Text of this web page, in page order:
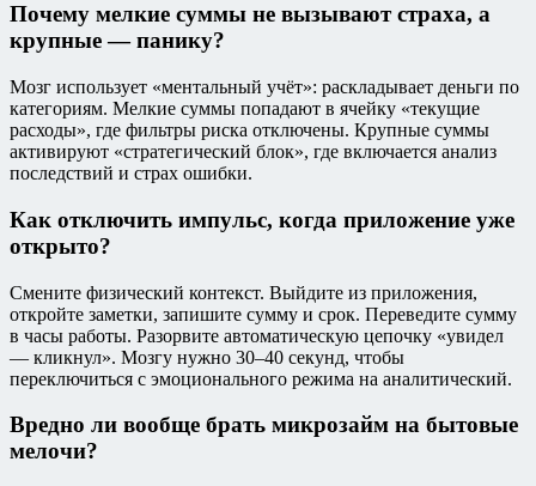
Почему мелкие суммы не вызывают страха, а
крупные — панику?
Мозг использует «ментальный учёт»: раскладывает деньги по
категориям. Мелкие суммы попадают в ячейку «текущие
расходы», где фильтры риска отключены. Крупные суммы
активируют «стратегический блок», где включается анализ
последствий и страх ошибки.
Как отключить импульс, когда приложение уже
открыто?
Смените физический контекст. Выйдите из приложения,
откройте заметки, запишите сумму и срок. Переведите сумму
в часы работы. Разорвите автоматическую цепочку «увидел
— кликнул». Мозгу нужно 30–40 секунд, чтобы
переключиться с эмоционального режима на аналитический.
Вредно ли вообще брать микрозайм на бытовые
мелочи?